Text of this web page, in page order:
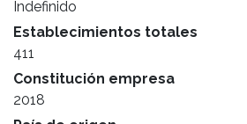
Indefinido
Establecimientos totales
411
Constitución empresa
2018